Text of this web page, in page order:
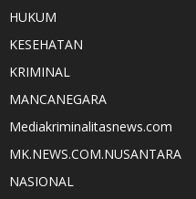
HUKUM
KESEHATAN
KRIMINAL
MANCANEGARA
Mediakriminalitasnews.com
MK.NEWS.COM.NUSANTARA
NASIONAL